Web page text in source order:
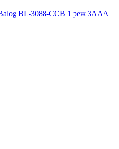
BL-3088-COB 1 реж 3AAA